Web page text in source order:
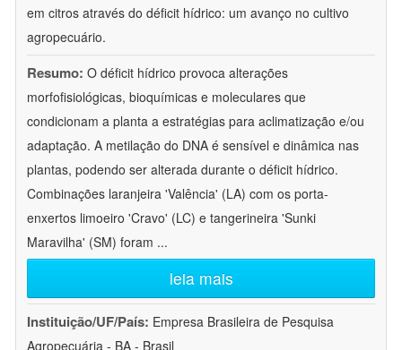
em citros através do déficit hídrico: um avanço no cultivo
agropecuário.
Resumo: O déficit hídrico provoca alterações
morfofisiológicas, bioquímicas e moleculares que
condicionam a planta a estratégias para aclimatização e/ou
adaptação. A metilação do DNA é sensível e dinâmica nas
plantas, podendo ser alterada durante o déficit hídrico.
Combinações laranjeira 'Valência' (LA) com os porta-
enxertos limoeiro 'Cravo' (LC) e tangerineira 'Sunki
Maravilha' (SM) foram ...
leia mais
Instituição/UF/País: Empresa Brasileira de Pesquisa
Agropecuária - BA - Brasil